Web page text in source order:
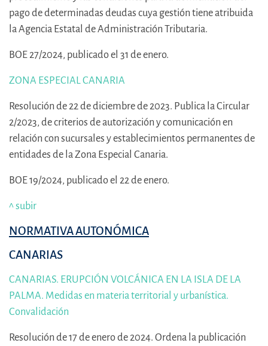
pago de determinadas deudas cuya gestión tiene atribuida
la Agencia Estatal de Administración Tributaria.
BOE 27/2024, publicado el 31 de enero.
ZONA ESPECIAL CANARIA
Resolución de 22 de diciembre de 2023. Publica la Circular
2/2023, de criterios de autorización y comunicación en
relación con sucursales y establecimientos permanentes de
entidades de la Zona Especial Canaria.
BOE 19/2024, publicado el 22 de enero.
^ subir
NORMATIVA AUTONÓMICA
CANARIAS
CANARIAS. ERUPCIÓN VOLCÁNICA EN LA ISLA DE LA
PALMA. Medidas en materia territorial y urbanística.
Convalidación
Resolución de 17 de enero de 2024. Ordena la publicación